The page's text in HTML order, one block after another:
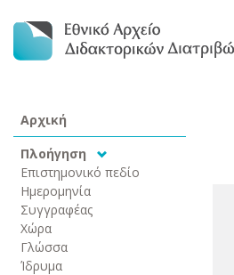
Αρχική
Πλοήγηση
Επιστημονικό πεδίο
Ημερομηνία
Συγγραφέας
Χώρα
Γλώσσα
Ίδρυμα